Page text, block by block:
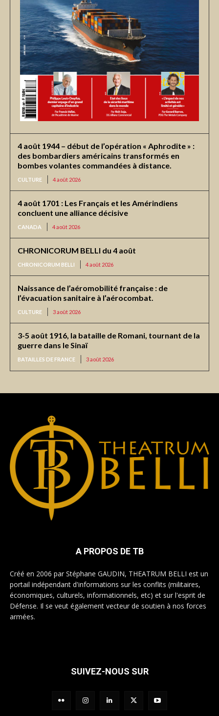
4 août 1944 – début de l’opération « Aphrodite » :
des bombardiers américains transformés en
bombes volantes commandées à distance.
CULTURE 4 août 2026
4 août 1701 : Les Français et les Amérindiens
concluent une alliance décisive
CANADA 4 août 2026
CHRONICORUM BELLI du 4 août
CHRONICORUM BELLI 4 août 2026
Naissance de l’aéromobilité française : de
l’évacuation sanitaire à l’aérocombat.
CULTURE 3 août 2026
3-5 août 1916, la bataille de Romani, tournant de la
guerre dans le Sinaï
BATAILLES DE FRANCE 3 août 2026
A PROPOS DE TB
Créé en 2006 par Stéphane GAUDIN, THEATRUM BELLI est un
portail indépendant d'informations sur les conflits (militaires,
économiques, culturels, informationnels, etc) et sur l'esprit de
Défense. Il se veut également vecteur de soutien à nos forces
armées.
SUIVEZ-NOUS SUR